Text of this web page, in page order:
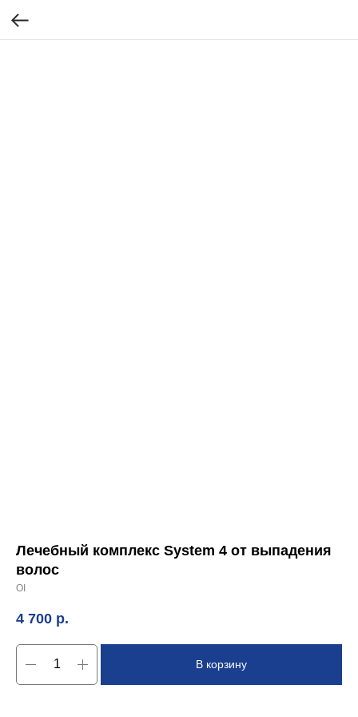
Лечебный комплекс System 4 от выпадения
волос
OI
4 700 р.
В корзину